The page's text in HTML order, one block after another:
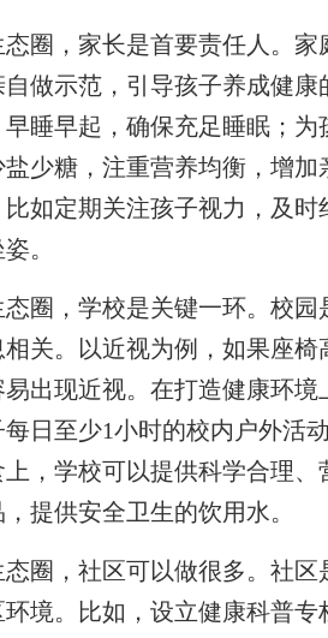
态圈，家长是首要责任人。
做示范，引导孩子养成健
睡早起，确保充足睡眠；
少糖，注重营养均衡，增
如定期关注孩子视力，及
。
，学校是关键一环。校园
关。以近视为例，如果座
出现近视。在打造健康环
日至少1小时的校内户外活
，学校可以提供科学合理
提供安全卫生的饮用水。
，社区可以做很多。社区
境。比如，设立健康科普